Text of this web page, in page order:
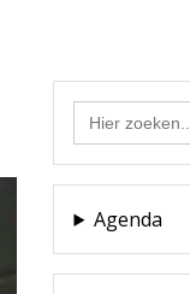
Zoek
naar:
Agenda